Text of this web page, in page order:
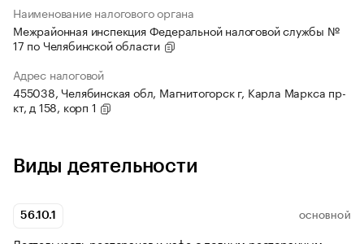
Наименование налогового органа
Межрайонная инспекция Федеральной налоговой службы №
17 по Челябинской области
Адрес налоговой
455038, Челябинская обл, Магнитогорск г, Карла Маркса пр-
кт, д 158, корп 1
Виды деятельности
56.10.1 ОСНОВНОЙ